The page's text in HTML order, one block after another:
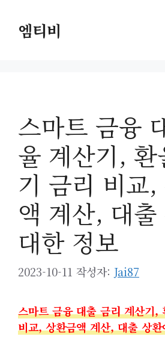
엠티비
스마트 금융
율 계산기,
기 금리 비교
액 계산, 대출
대한 정보
2023-10-11 작성자: Jai87
스마트 금융 대출 금리 계산기,
비교, 상환금액 계산, 대출 상